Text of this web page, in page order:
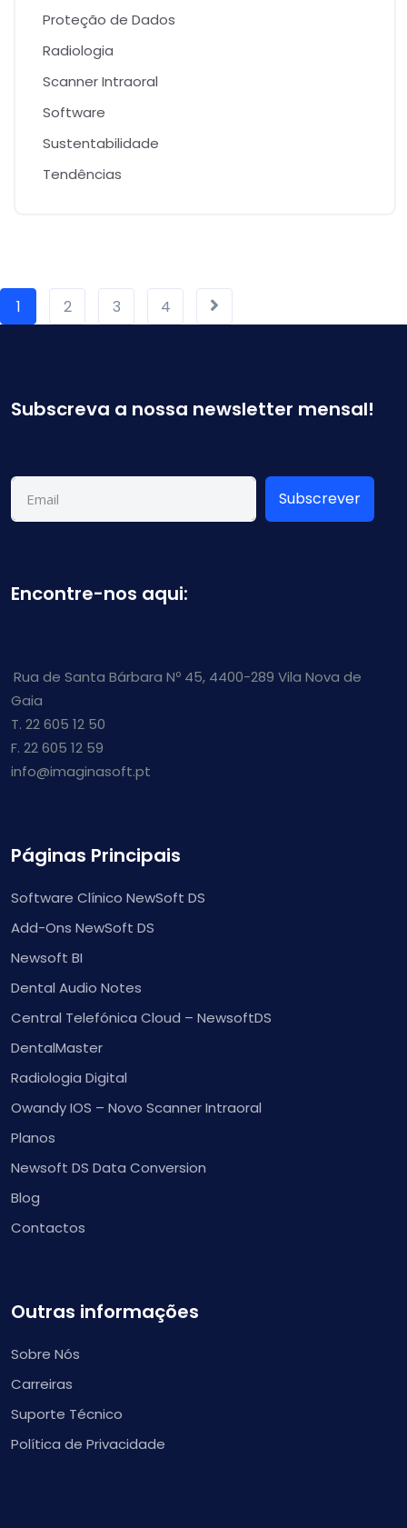
Proteção de Dados
Radiologia
Scanner Intraoral
Software
Sustentabilidade
Tendências
1 2 3 4
Subscreva a nossa newsletter mensal!
Subscrever
Encontre-nos aqui:
Rua de Santa Bárbara Nº 45, 4400-289 Vila Nova de
Gaia
T. 22 605 12 50
F. 22 605 12 59
info@imaginasoft.pt
Páginas Principais
Software Clínico NewSoft DS
Add-Ons NewSoft DS
Newsoft BI
Dental Audio Notes
Central Telefónica Cloud – NewsoftDS
DentalMaster
Radiologia Digital
Owandy IOS – Novo Scanner Intraoral
Planos
Newsoft DS Data Conversion
Blog
Contactos
Outras informações
Sobre Nós
Carreiras
Suporte Técnico
Política de Privacidade